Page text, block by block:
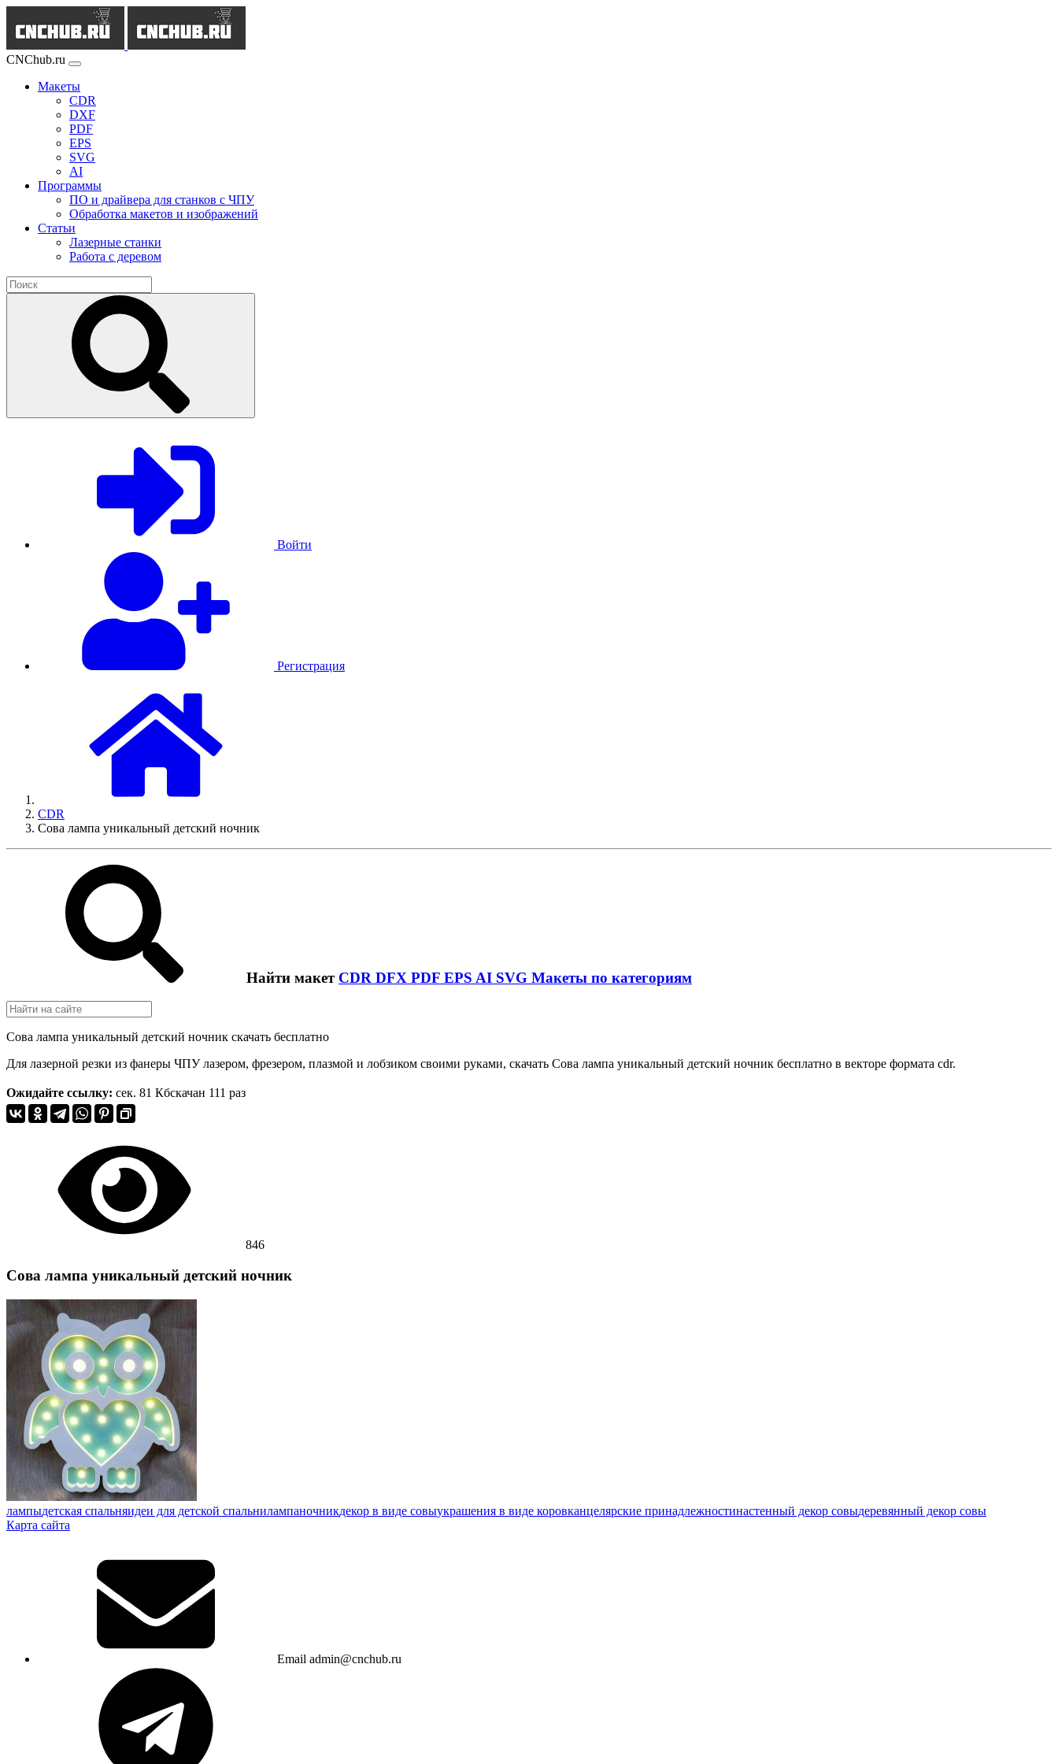
CNChub.ru
Макеты
CDR
DXF
PDF
EPS
SVG
AI
Программы
ПО и драйвера для станков с ЧПУ
Обработка макетов и изображений
Статьи
Лазерные станки
Работа с деревом
Войти
Регистрация
CDR
Сова лампа уникальный детский ночник
Найти макет CDR DFX PDF EPS AI SVG Макеты по категориям
Сова лампа уникальный детский ночник скачать бесплатно
Для лазерной резки из фанеры ЧПУ лазером, фрезером, плазмой и лобзиком своими руками, скачать Сова лампа уникальный детский ночник бесплатно в векторе формата cdr.
Ожидайте ссылку: сек. 81 Кбскачан 111 раз
846
Сова лампа уникальный детский ночник
лампыдетская спальняидеи для детской спальнилампаночникдекор в виде совыукрашения в виде коровканцелярские принадлежностинастенный декор совыдеревянный декор совы
Карта сайта
Email admin@cnchub.ru